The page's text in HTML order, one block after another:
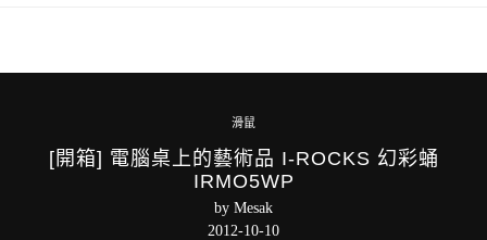
滑鼠
[開箱] 電腦桌上的藝術品 I-ROCKS 幻彩蛹
IRMO5WP
by Mesak
2012-10-10